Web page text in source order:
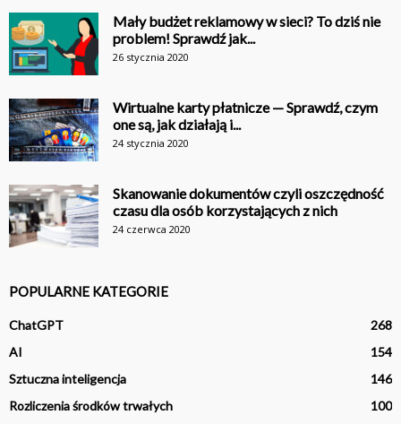
Mały budżet reklamowy w sieci? To dziś nie
problem! Sprawdź jak...
26 stycznia 2020
Wirtualne karty płatnicze — Sprawdź, czym
one są, jak działają i...
24 stycznia 2020
Skanowanie dokumentów czyli oszczędność
czasu dla osób korzystających z nich
24 czerwca 2020
POPULARNE KATEGORIE
ChatGPT
268
AI
154
Sztuczna inteligencja
146
Rozliczenia środków trwałych
100